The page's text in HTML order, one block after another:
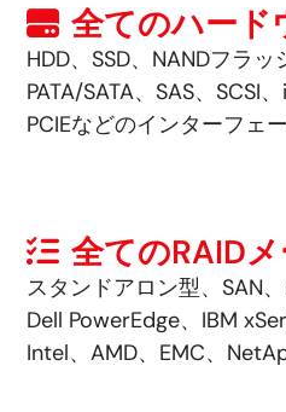
全てのハード
HDD、SSD、NANDフラ
PATA/SATA、SAS、SCSI
PCIEなどのインターフェ
全てのRAID
スタンドアロン型、SAN、
Dell PowerEdge、IBM
Intel、AMD、EMC、